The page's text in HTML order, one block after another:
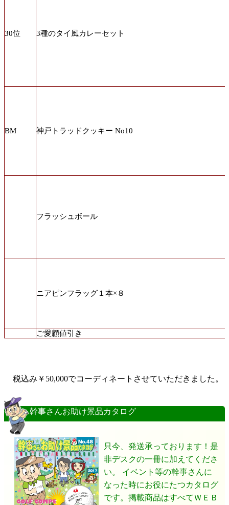
30位 3種のタイ風カレーセット
BM 神戸トラッドクッキー No10
フラッシュボール
ニアピンフラッグ１本×８
ご愛顧値引き
税込み￥ 50,000でコーディネートさせていただきました。
幹事さんお助け景品カタログ
只今、発送承っております！是
非デスクの一冊に加えてくださ
い。 イベント等の幹事さんに
なった時にお役にたつカタログ
です。掲載商品はすべてＷＥＢ